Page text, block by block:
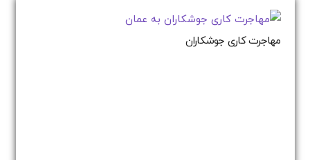
مهاجرت کاری جوشکاران